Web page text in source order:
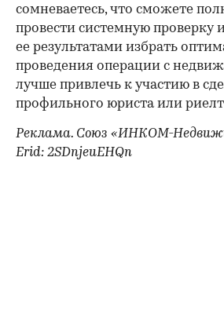
сомневаетесь, что сможете
провести системную проверку
ее результатами избрать
проведения операции с
лучше привлечь к участию в
профильного юриста или
Реклама. Союз «ИНКОМ-
Erid: 2SDnjeuEHQn